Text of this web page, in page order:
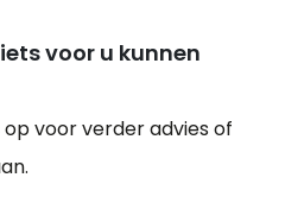
voor u kunnen
voor verder advies of